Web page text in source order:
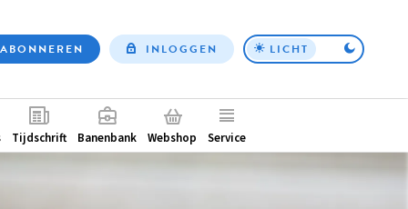
Top
ABONNEREN INLOGGEN LICHT
Tijdschrift Banenbank Webshop Service